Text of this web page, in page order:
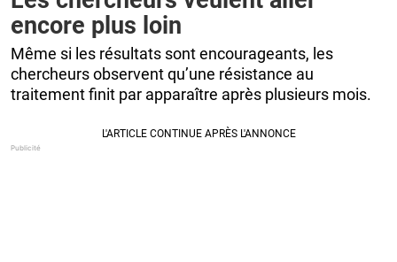
encore plus loin
Même si les résultats sont encourageants, les
chercheurs observent qu’une résistance au
traitement finit par apparaître après plusieurs mois.